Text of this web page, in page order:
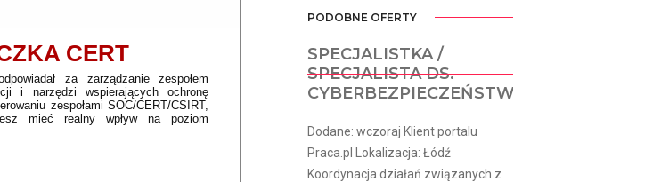
CERT
za zarządzanie zespołem
i narzędzi wspierających ochronę
zespołami SOC/CERT/CSIRT,
mieć realny wpływ na poziom
PODOBNE OFERTY
SPECJALISTKA /
SPECJALISTA DS.
CYBERBEZPIECZEŃSTWA
Dodane: wczoraj Klient portalu
Praca.pl Lokalizacja: Łódź
Koordynacja działań związanych z